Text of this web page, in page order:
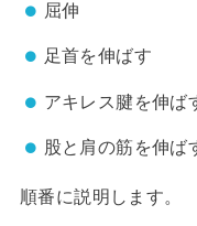
屈伸
足首を伸ばす
アキレス腱を伸ば
股と肩の筋を伸ば
順番に説明します。